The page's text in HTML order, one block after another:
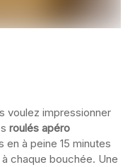
voulez impressionner
roulés apéro
en à peine 15 minutes
chaque bouchée. Une